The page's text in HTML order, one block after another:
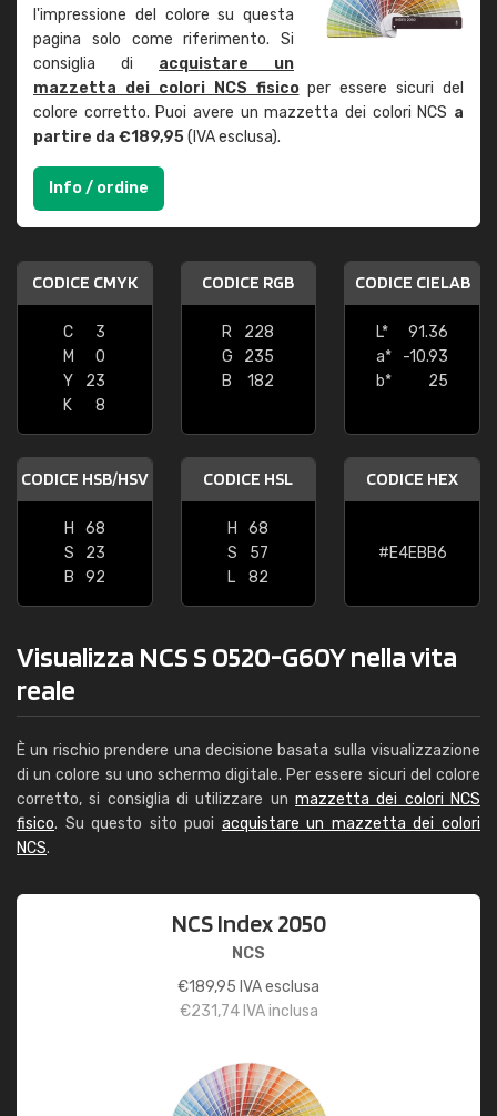
l'impressione del colore su questa
pagina solo come riferimento. Si
consiglia di acquistare un
mazzetta dei colori NCS fisicoper essere sicuri del
colore corretto. Puoi avere un mazzetta dei colori NCS a
partire da €189,95(IVA esclusa).
Info / ordine
CODICE CMYK
C
3
M
0
Y
23
K
8
CODICE RGB
R
228
G
235
B
182
CODICE CIELAB
L*
91.36
a*
-10.93
b*
25
CODICE HSB/HSV
H
68
S
23
B
92
CODICE HSL
H
68
S
57
L
82
CODICE HEX
#E4EBB6
Visualizza NCS S 0520-G60Y nella vita
reale
È un rischio prendere una decisione basata sulla visualizzazione
di un colore su uno schermo digitale. Per essere sicuri del colore
corretto, si consiglia di utilizzare un mazzetta dei colori NCS
fisico. Su questo sito puoi acquistare un mazzetta dei colori
NCS.
NCS Index 2050
NCS
€189,95 IVA esclusa
€231,74IVA inclusa